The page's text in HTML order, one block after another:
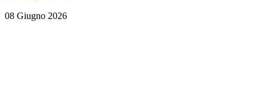
08 Giugno 2026